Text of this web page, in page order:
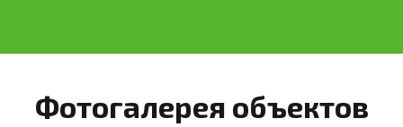
Фотогалерея объектов